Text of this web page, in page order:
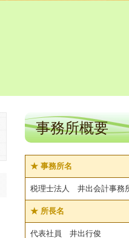
事務所概要
★ 事務所名
税理士法人 井出会計事務
★ 所長名
代表社員 井出行俊